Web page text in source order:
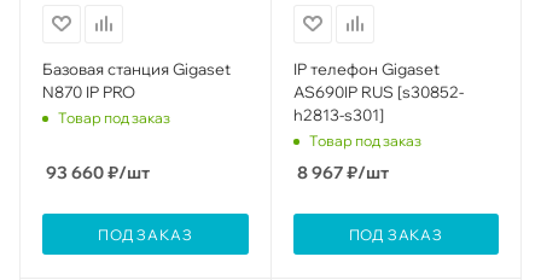
Базовая станция Gigaset
N870 IP PRO
Товар под заказ
93 660₽/шт
ПОД ЗАКАЗ
IP телефон Gigaset
AS690IP RUS [s30852-
h2813-s301]
Товар под заказ
8 967₽/шт
ПОД ЗАКАЗ